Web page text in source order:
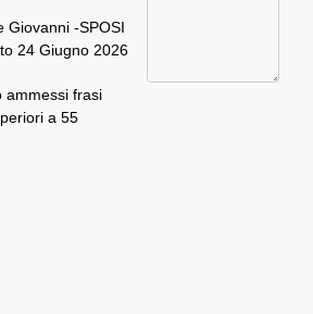
Giovanni -SPOSI
24 Giugno 2026
ammessi frasi
a 55